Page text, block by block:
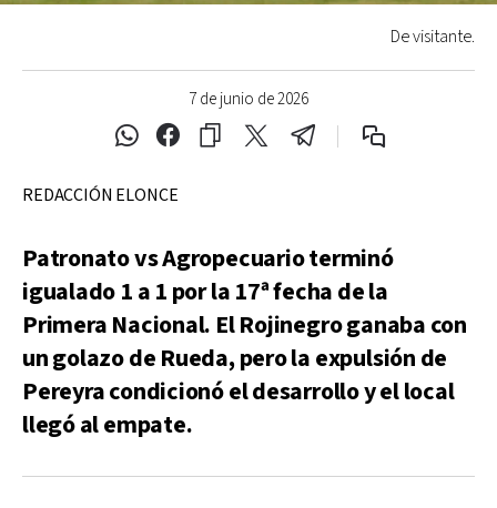
7 de junio de 2026
De visitante.
REDACCIÓN ELONCE
Patronato vs Agropecuario terminó
igualado 1 a 1 por la 17ª fecha de la
Primera Nacional. El Rojinegro ganaba con
un golazo de Rueda, pero la expulsión de
Pereyra condicionó el desarrollo y el local
llegó al empate.